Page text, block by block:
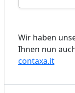
Wir haben
Ihnen nun
contaxa.it